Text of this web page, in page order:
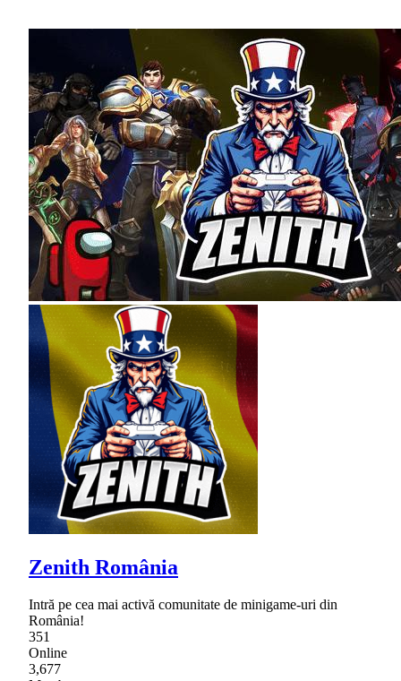
Zenith România
Intră pe cea mai activă comunitate de minigame-uri din
România!
351
Online
3,677